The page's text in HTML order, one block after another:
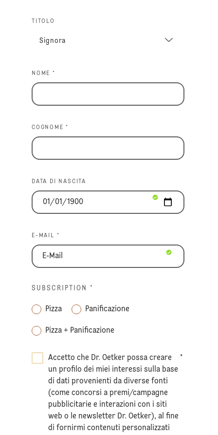
TITOLO
NOME *
COGNOME *
DATA DI NASCITA
E-MAIL *
SUBSCRIPTION *
Pizza Panificazione
Pizza + Panificazione
Accetto che Dr. Oetker possa creare
un profilo dei miei interessi sulla base
di dati provenienti da diverse fonti
(come concorsi a premi/campagne
pubblicitarie e interazioni con i siti
web o le newsletter Dr. Oetker), al fine
di fornirmi contenuti personalizzati
*